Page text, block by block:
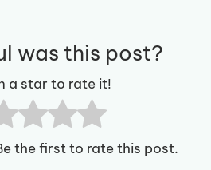
was this post?
a star to rate it!
the first to rate this post.